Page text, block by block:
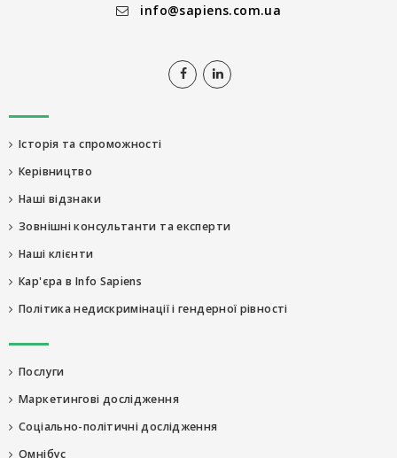
info@sapiens.com.ua
Історія та спроможності
Керівництво
Наші відзнаки
Зовнішні консультанти та експерти
Наші клієнти
Кар'єра в Info Sapiens
Політика недискримінації і гендерної рівності
Послуги
Маркетингові дослідження
Соціально-політичні дослідження
Омнібус